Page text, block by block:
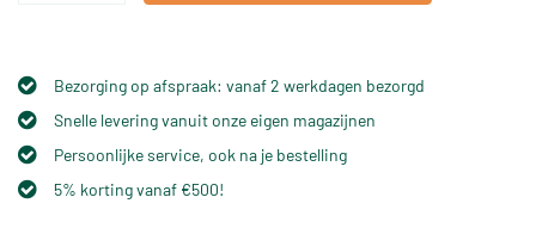
Bezorging op afspraak: vanaf 2 werkdagen bezorgd
Snelle levering vanuit onze eigen magazijnen
Persoonlijke service, ook na je bestelling
5% korting vanaf €500!